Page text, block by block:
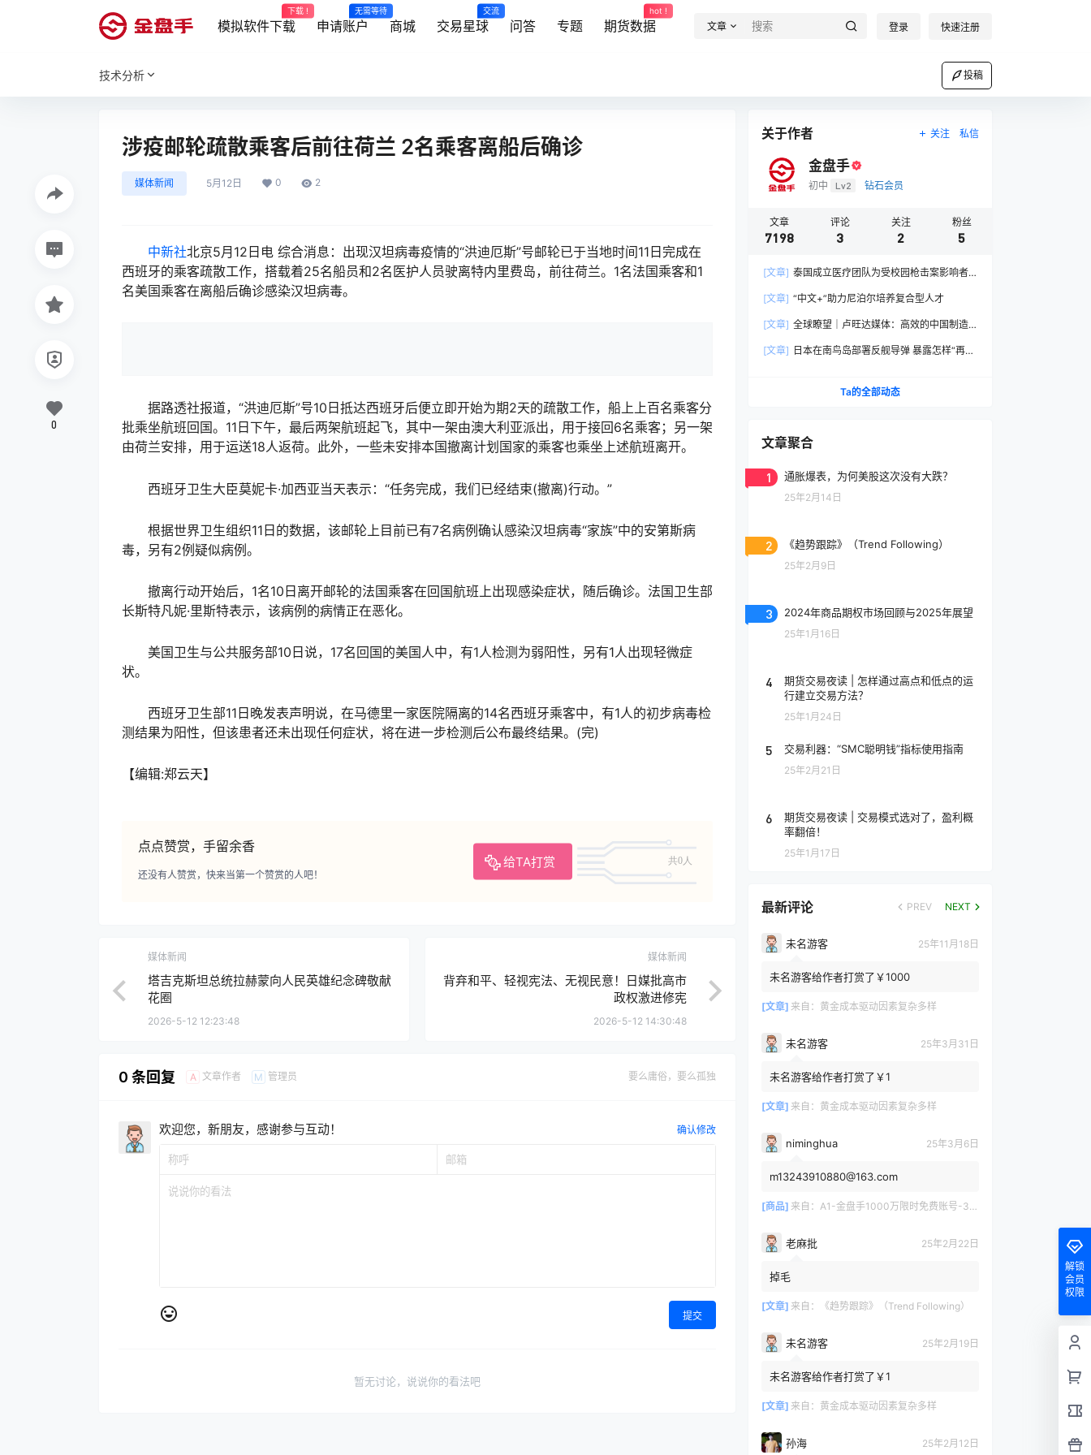
模拟软件下载
下载 !
申请账户
无需等待
商城 交易星球
交流
问答 专题 期货数据
hot !
文章 登录 快速注册
技术分析 投稿
涉疫邮轮疏散乘客后前往荷兰 2名乘客离船后确诊
媒体新闻 5月12日 0 2
中新社北京5月12日电 综合消息：出现汉坦病毒疫情的“洪迪厄斯”号邮轮已于当地时间11日完成在
西班牙的乘客疏散工作，搭载着25名船员和2名医护人员驶离特内里费岛，前往荷兰。1名法国乘客和1
名美国乘客在离船后确诊感染汉坦病毒。
据路透社报道，“洪迪厄斯”号10日抵达西班牙后便立即开始为期2天的疏散工作，船上上百名乘客分
批乘坐航班回国。11日下午，最后两架航班起飞，其中一架由澳大利亚派出，用于接回6名乘客；另一架
由荷兰安排，用于运送18人返荷。此外，一些未安排本国撤离计划国家的乘客也乘坐上述航班离开。
西班牙卫生大臣莫妮卡·加西亚当天表示：“任务完成，我们已经结束(撤离)行动。”
根据世界卫生组织11日的数据，该邮轮上目前已有7名病例确认感染汉坦病毒“家族”中的安第斯病
毒，另有2例疑似病例。
撤离行动开始后，1名10日离开邮轮的法国乘客在回国航班上出现感染症状，随后确诊。法国卫生部
长斯特凡妮·里斯特表示，该病例的病情正在恶化。
美国卫生与公共服务部10日说，17名回国的美国人中，有1人检测为弱阳性，另有1人出现轻微症
状。
西班牙卫生部11日晚发表声明说，在马德里一家医院隔离的14名西班牙乘客中，有1人的初步病毒检
测结果为阳性，但该患者还未出现任何症状，将在进一步检测后公布最终结果。(完)
【编辑:郑云天】
点点赞赏，手留余香
给TA打赏 共0人
还没有人赞赏，快来当第一个赞赏的人吧！
0
媒体新闻
塔吉克斯坦总统拉赫蒙向人民英雄纪念碑敬献
花圈
2026-5-12 12:23:48
媒体新闻
背弃和平、轻视宪法、无视民意！日媒批高市
政权激进修宪
2026-5-12 14:30:48
0 条回复 A 文章作者 M 管理员 要么庸俗，要么孤独
欢迎您，新朋友，感谢参与互动！ 确认修改
提交
暂无讨论，说说你的看法吧
关于作者 关注 私信
金盘手
初中 Lv2 钻石会员
文章
7198
评论
3
关注
2
粉丝
5
[文章] 泰国成立医疗团队为受校园枪击案影响者
[文章] “中文+”助力尼泊尔培养复合型人才
[文章] 全球瞭望｜卢旺达媒体：高效的中国制造
[文章] 日本在南鸟岛部署反舰导弹 暴露怎样“再军
Ta的全部动态
文章聚合
1 通胀爆表，为何美股这次没有大跌？
25年2月14日
2 《趋势跟踪》（Trend Following）
25年2月9日
3 2024年商品期权市场回顾与2025年展望
25年1月16日
4
期货交易夜读 | 怎样通过高点和低点的运
行建立交易方法？
25年1月24日
5 交易利器：“SMC聪明钱”指标使用指南
25年2月21日
6
期货交易夜读 | 交易模式选对了，盈利概
率翻倍！
25年1月17日
最新评论 PREV NEXT
未名游客 25年11月18日
未名游客给作者打赏了￥1000
[文章] 来自： 黄金成本驱动因素复杂多样
未名游客 25年3月31日
未名游客给作者打赏了￥1
[文章] 来自： 黄金成本驱动因素复杂多样
niminghua 25年3月6日
m13243910880@163.com
[商品] 来自： A1-金盘手1000万限时免费账号-30天/次/用户
老麻批 25年2月22日
掉毛
[文章] 来自： 《趋势跟踪》（Trend Following）
未名游客 25年2月19日
未名游客给作者打赏了￥1
[文章] 来自： 黄金成本驱动因素复杂多样
孙海 25年2月12日
解锁
会员
权限